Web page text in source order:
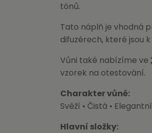
tónů.
Tato náplň je vhodná
difuzérech, které jsou
Vůni také nabízíme ve
vzorek na otestování.
Charakter vůně:
Svěží • Čistá • Elegantní
Hlavní složky: